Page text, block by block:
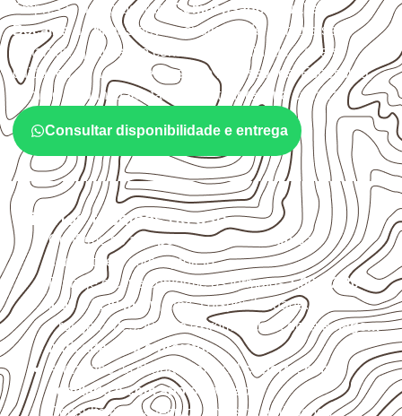
Empresas que procuram
Compensado Naval em
Bocaina de Minas devem avaliar onde a chapa será
instalada, qual será o contato com umidade e quais
cuidados de acabamento serão necessários. Espessura,
formato e quantidade também interferem na compra.
Consultar disponibilidade e entrega
Critérios técnicos de uso
Confirme se a espessura e o formatosão
compatíveis com o projeto.
Planeje o corte conforme os formatos1,60 × 2,20 m e
1,60 × 2,50 m, sujeitos à disponibilidade.
Proteja cortes, furos e extremidades com aselagem
indicada para o projeto.
Armazene as chapas em localcoberto, seco,
ventilado e com apoio nivelado
Consulte a ficha técnica antes de aplicações